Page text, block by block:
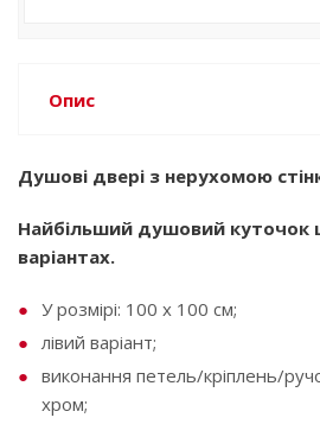
Опис
Душові двері з нерухомою
Найбільший душовий куточок
варіантах.
У розмірі: 100 x 100 см;
лівий варіант;
виконання петель/кріплень/
хром;